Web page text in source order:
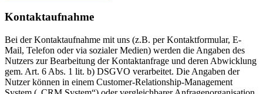
Kontaktaufnahme
Bei der Kontaktaufnahme mit uns (z.B. per Kontaktformular, E-
Mail, Telefon oder via sozialer Medien) werden die Angaben des
Nutzers zur Bearbeitung der Kontaktanfrage und deren Abwicklung
gem. Art. 6 Abs. 1 lit. b) DSGVO verarbeitet. Die Angaben der
Nutzer können in einem Customer-Relationship-Management